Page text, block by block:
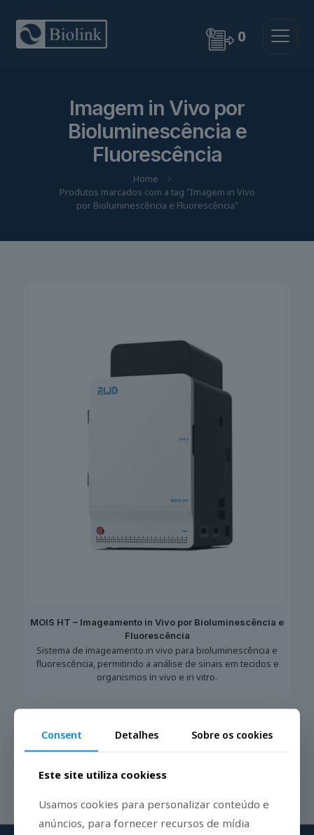
0
Imagem in Vivo por
Bioluminescência e
Fluorescência
Home
Produtos marcados com a tag “Imagem in Vivo
por Bioluminescência e Fluorescência”
MOIS HT – Imageamento in Vivo por Bioluminescência e
Fluorescência
Sistema de imageamento in vivo para bioluminescência e
fluorescência, permitindo a análise de sinais em tecidos e
organismos in vivo e in vitro.
Consent Detalhes Sobre os cookies
Este site utiliza cookiess
Usamos cookies para personalizar conteúdo e
anúncios, para fornecer recursos de mídia